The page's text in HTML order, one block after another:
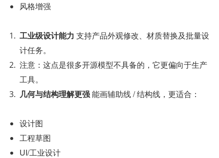
风格增强
工业级设计能力 支持产品外观修改、材质替换及批量设
计任务。
注意：这点是很多开源模型不具备的，它更偏向于生产
工具。
几何与结构理解更强 能画辅助线 / 结构线，更适合：
设计图
工程草图
UI/工业设计